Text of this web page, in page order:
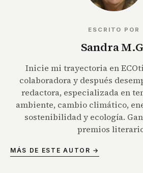
ESCRITO POR
Sandra
Inicie mi trayectoria en
colaboradora y después
redactora, especializada en
ambiente, cambio climático,
sostenibilidad y ecología.
premios
MÁS DE ESTE AUTOR →